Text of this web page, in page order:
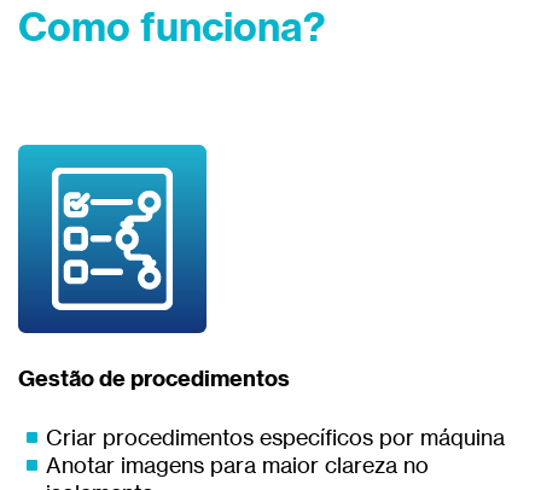
Como funciona?
Gestão de procedimentos
Criar procedimentos especíﬁcos por máquina
Anotar imagens para maior clareza no